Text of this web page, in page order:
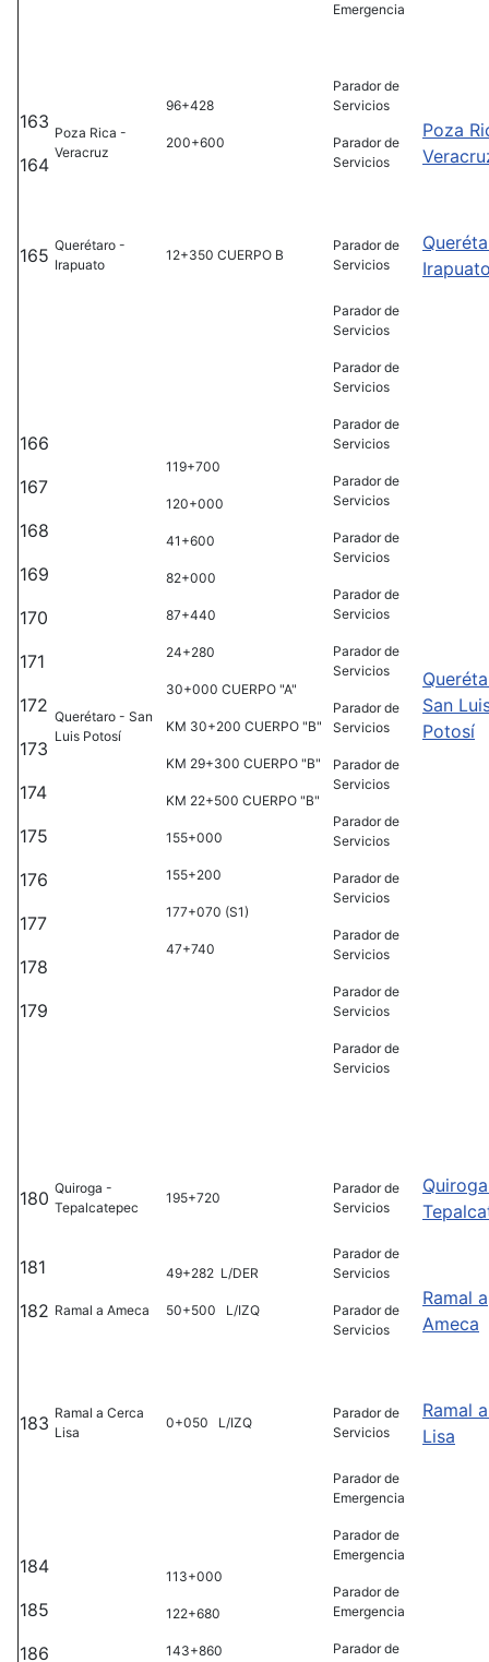
Emergencia
163
164
Poza Rica -
Veracruz
96+428
200+600
Parador de
Servicios
Parador de
Servicios
Poza
165 Querétaro -
Irapuato
12+350 CUERPO B
Parador de
Servicios
166
167
168
169
170
171
172
173
174
175
176
177
178
179
Querétaro - San
Luis Potosí
119+700
120+000
41+600
82+000
87+440
24+280
30+000 CUERPO "A"
KM 30+200 CUERPO "B"
KM 29+300 CUERPO "B"
KM 22+500 CUERPO "B"
155+000
155+200
177+070 (S1)
47+740
Parador de
Servicios
Parador de
Servicios
Parador de
Servicios
Parador de
Servicios
Parador de
Servicios
Parador de
Servicios
Parador de
Servicios
Parador de
Servicios
Parador de
Servicios
Parador de
Servicios
Parador de
Servicios
Parador de
Servicios
Parador de
Servicios
Parador de
Servicios
San
Potosí
180 Quiroga -
Tepalcatepec
195+720
Parador de
Servicios
181
182 Ramal a Ameca
49+282 L/DER
50+500 L/IZQ
Parador de
Servicios
Parador de
Servicios
Ramal a
Ameca
183 Ramal a Cerca
Lisa
0+050 L/IZQ
Parador de
Servicios
Ramal
Lisa
184
185
186
113+000
122+680
143+860
Parador de
Emergencia
Parador de
Emergencia
Parador de
Emergencia
Parador de